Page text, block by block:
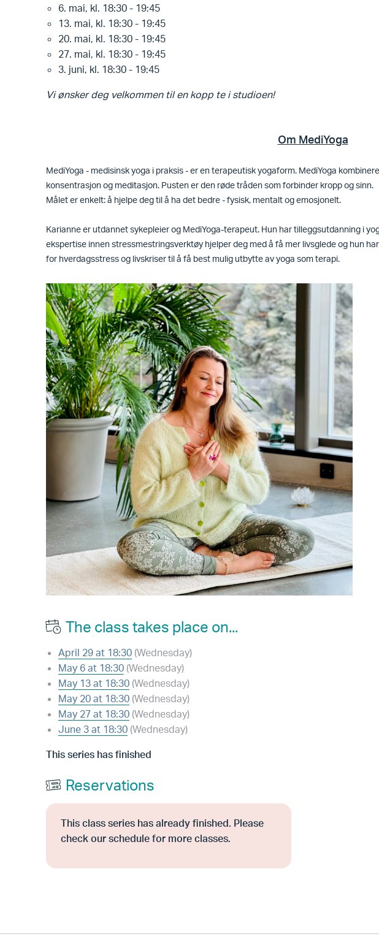
6. mai, kl. 18:30 - 19:45
13. mai, kl. 18:30 - 19:45
20. mai, kl. 18:30 - 19:45
27. mai, kl. 18:30 - 19:45
3. juni, kl. 18:30 - 19:45
Vi ønsker deg velkommen til en kopp te i studioen!
Om MediYoga
MediYoga - medisinsk yoga i praksis - er en terapeutisk yogaform. MediYoga
konsentrasjon og meditasjon. Pusten er den røde tråden som forbinder kropp og sinn.
Målet er enkelt: å hjelpe deg til å ha det bedre - fysisk, mentalt og emosjonelt.
Karianne er utdannet sykepleier og MediYoga-terapeut. Hun har tilleggsutdanning i
ekspertise innen stressmestringsverktøy hjelper deg med å få mer livsglede og hun
for hverdagsstress og livskriser til å få best mulig utbytte av yoga som terapi.
The class takes place on...
April 29 at 18:30 (Wednesday)
May 6 at 18:30 (Wednesday)
May 13 at 18:30 (Wednesday)
May 20 at 18:30 (Wednesday)
May 27 at 18:30 (Wednesday)
June 3 at 18:30 (Wednesday)
This series has finished
Reservations
This class series has already finished. Please
check our schedule for more classes.